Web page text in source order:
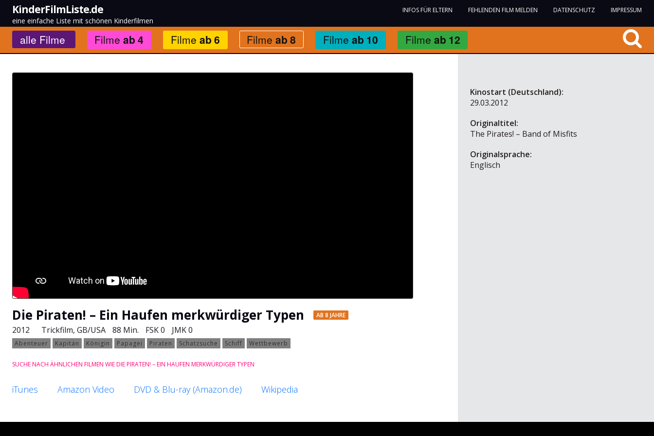
KinderFilmListe.de
eine einfache Liste mit schönen Kinderfilmen
INFOS FÜR ELTERN FEHLENDEN FILM MELDEN DATENSCHUTZ IMPRESSUM
alle Filme Filme ab 4 Filme ab 6 Filme ab 8 Filme ab 10 Filme ab 12
Die Piraten! – Ein Haufen merkwürdiger Typen AB 8 JAHRE
2012 Trickfilm, GB/USA 88 Min. FSK 0 JMK 0
Abenteuer Kapitän Königin Papagei Piraten Schatzsuche Schiff Wettbewerb
SUCHE NACH ÄHNLICHEN FILMEN WIE DIE PIRATEN! – EIN HAUFEN MERKWÜRDIGER TYPEN
iTunes Amazon Video DVD & Blu-ray (Amazon.de) Wikipedia
Kinostart (Deutschland):
29.03.2012
Originaltitel:
The Pirates! – Band of Misfits
Originalsprache:
Englisch